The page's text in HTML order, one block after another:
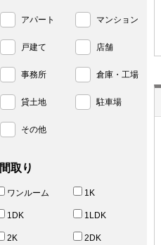
アパート マンション
戸建て 店舗
事務所 倉庫・工場
貸土地 駐車場
その他
間取り
ワンルーム 1K
1DK 1LDK
2K 2DK